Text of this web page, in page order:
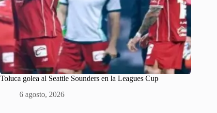
Toluca golea al Seattle Sounders en la Leagues Cup
6 agosto, 2026